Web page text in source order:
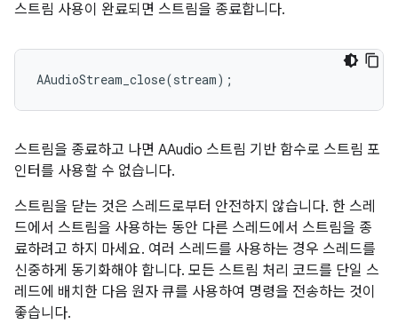
스트림 사용이 완료되면 스트림을 종료합니다.
AAudioStream_close(stream);
스트림을 종료하고 나면 AAudio 스트림 기반 함수로 스트림 포
인터를 사용할 수 없습니다.
스트림을 닫는 것은 스레드로부터 안전하지 않습니다. 한 스레
드에서 스트림을 사용하는 동안 다른 스레드에서 스트림을 종
료하려고 하지 마세요. 여러 스레드를 사용하는 경우 스레드를
신중하게 동기화해야 합니다. 모든 스트림 처리 코드를 단일 스
레드에 배치한 다음 원자 큐를 사용하여 명령을 전송하는 것이
좋습니다.